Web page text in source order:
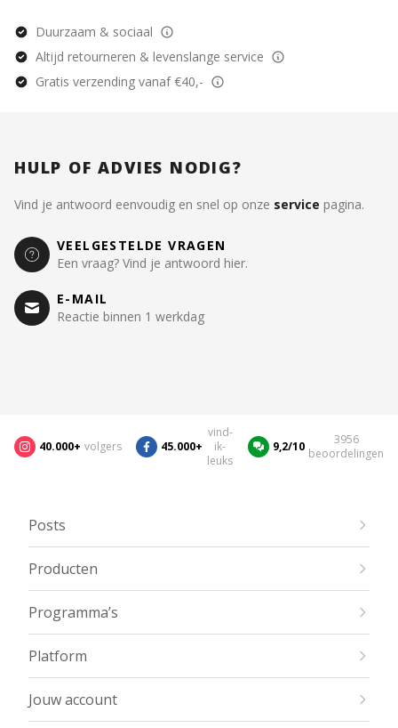
Duurzaam & sociaal
Altijd retourneren & levenslange service
Gratis verzending vanaf €40,-
HULP OF ADVIES NODIG?
Vind je antwoord eenvoudig en snel op onze service pagina.
VEELGESTELDE VRAGEN
Een vraag? Vind je antwoord hier.
E-MAIL
Reactie binnen 1 werkdag
40.000+ volgers 45.000+
vind-
ik-
leuks
9,2/10
3956
beoordelingen
Posts
Producten
Programma’s
Platform
Jouw account